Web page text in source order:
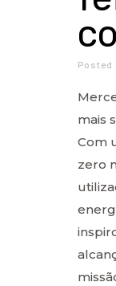
Posted
mais
Com
zero